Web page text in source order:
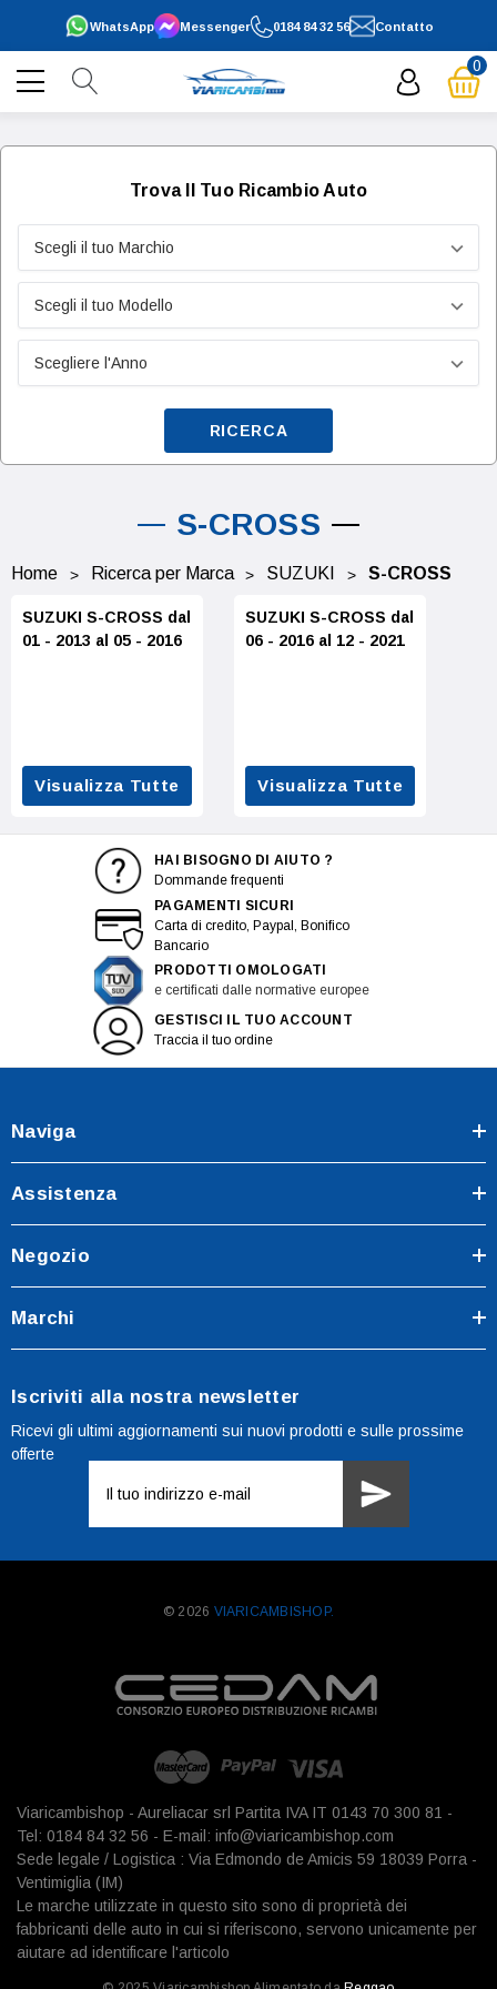
0184 84 32 56
WhatsApp Contatto
Messenger
0
Trova Il Tuo Ricambio Auto
RICERCA
S-CROSS
Home Ricerca per Marca SUZUKI S-CROSS
SUZUKI S-CROSS dal
01 - 2013 al 05 - 2016
Visualizza Tutte
SUZUKI S-CROSS dal
06 - 2016 al 12 - 2021
Visualizza Tutte
HAI BISOGNO DI AIUTO ?
Dommande frequenti
PAGAMENTI SICURI
Carta di credito, Paypal, Bonifico
Bancario
PRODOTTI OMOLOGATI
e certificati dalle normative europee
GESTISCI IL TUO ACCOUNT
Traccia il tuo ordine
Naviga
Assistenza
Negozio
Marchi
Iscriviti alla nostra newsletter
Ricevi gli ultimi aggiornamenti sui nuovi prodotti e sulle prossime
offerte
mail
© 2026 VIARICAMBISHOP.
Viaricambishop - Aureliacar srl Partita IVA IT 0143 70 300 81 -
Tel: 0184 84 32 56 - E-mail: info@viaricambishop.com
Sede legale / Logistica : Via Edmondo de Amicis 59 18039 Porra -
Ventimiglia (IM)
Le marche utilizzate in questo sito sono di proprietà dei
fabbricanti delle auto in cui si riferiscono, servono unicamente per
aiutare ad identificare l'articolo